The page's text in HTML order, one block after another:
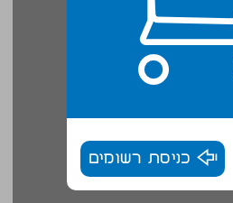
כניסת רשומים